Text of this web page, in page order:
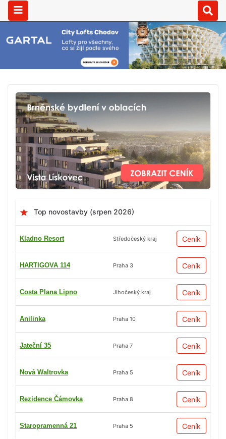
Top novostavby (srpen 2026)
Kladno Resort Středočeský kraj Ceník
HARTIGOVA 114 Praha 3 Ceník
Costa Plana Lipno Jihočeský kraj Ceník
Anilinka Praha 10 Ceník
Jateční 35 Praha 7 Ceník
Nová Waltrovka Praha 5 Ceník
Rezidence Čámovka Praha 8 Ceník
Staropramenná 21 Praha 5 Ceník